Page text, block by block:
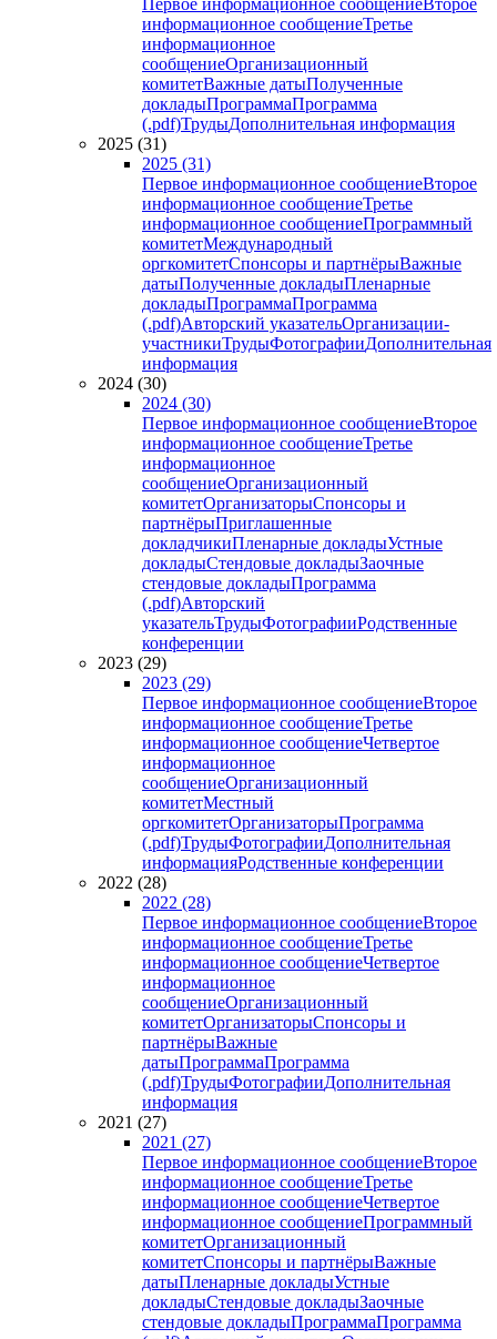
Первое информационное сообщениеВторое
информационное сообщениеТретье
информационное
сообщениеОрганизационный
комитетВажные датыПолученные
докладыПрограммаПрограмма
(.pdf)ТрудыДополнительная информация
2025 (31)
2025 (31)
Первое информационное сообщениеВторое
информационное сообщениеТретье
информационное сообщениеПрограммный
комитетМеждународный
оргкомитетСпонсоры и партнёрыВажные
датыПолученные докладыПленарные
докладыПрограммаПрограмма
(.pdf)Авторский указательОрганизации-
участникиТрудыФотографииДополнительная
информация
2024 (30)
2024 (30)
Первое информационное сообщениеВторое
информационное сообщениеТретье
информационное
сообщениеОрганизационный
комитетОрганизаторыСпонсоры и
партнёрыПриглашенные
докладчикиПленарные докладыУстные
докладыСтендовые докладыЗаочные
стендовые докладыПрограмма
(.pdf)Авторский
указательТрудыФотографииРодственные
конференции
2023 (29)
2023 (29)
Первое информационное сообщениеВторое
информационное сообщениеТретье
информационное сообщениеЧетвертое
информационное
сообщениеОрганизационный
комитетМестный
оргкомитетОрганизаторыПрограмма
(.pdf)ТрудыФотографииДополнительная
информацияРодственные конференции
2022 (28)
2022 (28)
Первое информационное сообщениеВторое
информационное сообщениеТретье
информационное сообщениеЧетвертое
информационное
сообщениеОрганизационный
комитетОрганизаторыСпонсоры и
партнёрыВажные
датыПрограммаПрограмма
(.pdf)ТрудыФотографииДополнительная
информация
2021 (27)
2021 (27)
Первое информационное сообщениеВторое
информационное сообщениеТретье
информационное сообщениеЧетвертое
информационное сообщениеПрограммный
комитетОрганизационный
комитетСпонсоры и партнёрыВажные
датыПленарные докладыУстные
докладыСтендовые докладыЗаочные
стендовые докладыПрограммаПрограмма